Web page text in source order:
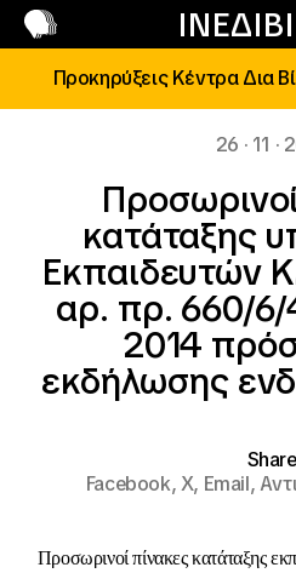
Προκηρύξεις Κέντρα Δια
26 · 11 ·
κατάταξης
Εκπαιδευτών
αρ. πρ. 660/6/
2014
εκδήλωσης
Share
Facebook,X, Email,
Προσωρινοί πίνακες κατάταξης